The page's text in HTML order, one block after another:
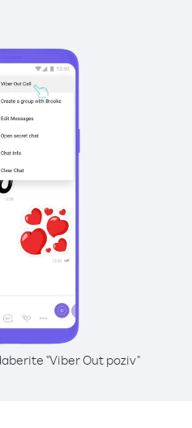
"Viber Out poziv"